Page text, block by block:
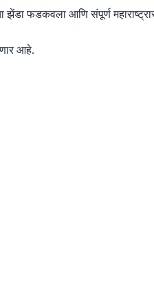
झेंडा फडकवला आणि संपूर्ण
आहे.